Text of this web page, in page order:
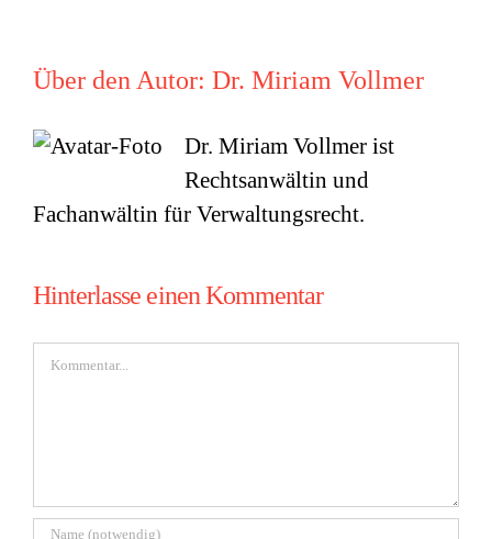
Über den Autor: Dr. Miriam Vollmer
Dr. Miriam Vollmer ist
Rechtsanwältin und
Fachanwältin für Verwaltungsrecht.
Hinterlasse einen Kommentar
Kommentar